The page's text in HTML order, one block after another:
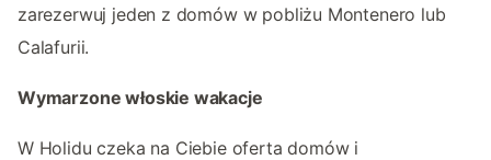
zarezerwuj jeden z domów w pobliżu Montenero lub
Calafurii.
Wymarzone włoskie wakacje
W Holidu czeka na Ciebie oferta domów i